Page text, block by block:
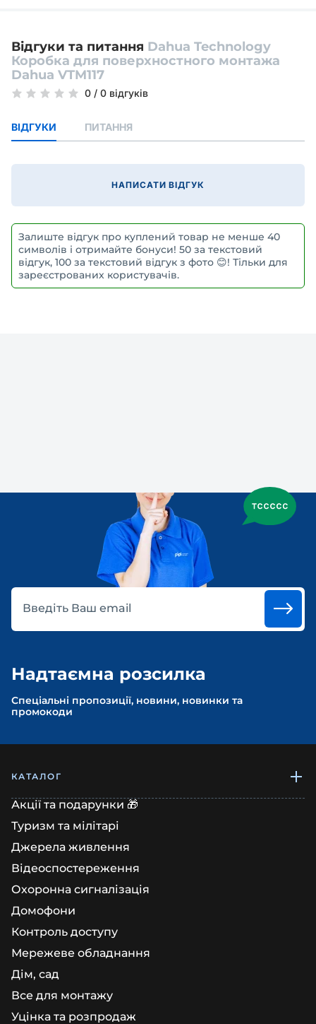
Відгуки та питання Dahua Technology
Коробка для поверхностного монтажа
Dahua VTM117
0 / 0 відгуків
ВІДГУКИ ПИТАННЯ
НАПИСАТИ ВІДГУК
Залиште відгук про куплений товар не менше 40
символів і отримайте бонуси! 50 за текстовий
відгук, 100 за текстовий відгук з фото 😊! Тільки для
зареєстрованих користувачів.
Введіть Ваш email
Надтаємна розсилка
Спеціальні пропозиції, новини, новинки та
промокоди
КАТАЛОГ
Акції та подарунки 🎁
Туризм та мілітарі
Джерела живлення
Відеоспостереження
Охоронна сигналізація
Домофони
Контроль доступу
Мережеве обладнання
Дім, сад
Все для монтажу
Уцінка та розпродаж